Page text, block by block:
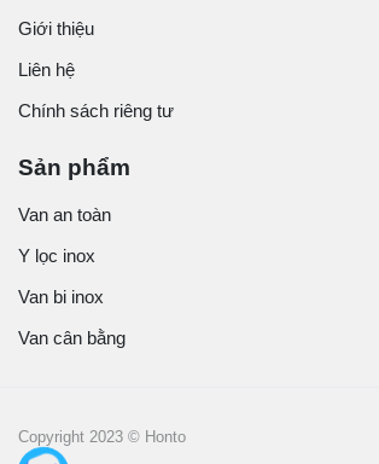
Giới thiệu
Liên hệ
Chính sách riêng tư
Sản phẩm
Van an toàn
Y lọc inox
Van bi inox
Van cân bằng
Copyright 2023 © Honto